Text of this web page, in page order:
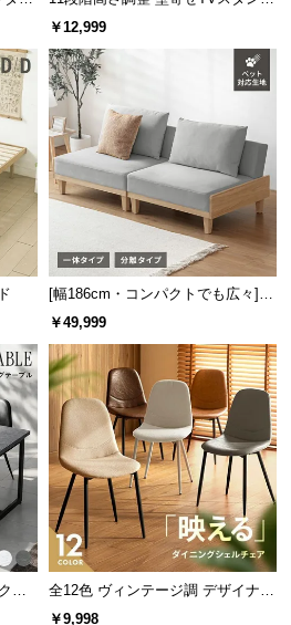
突
キャスター付き 上下左右角度調節
￥12,999
[幅186cm・コンパクトでも広々] 3
人掛けソファベッド リクライニン
￥49,999
フ
掛
全12色 ヴィンテージ調 デザイナー
ズシェルチェア
￥9,998